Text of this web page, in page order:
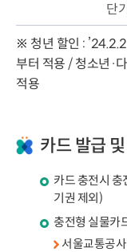
단
※ 청년 할인 :
부터 적용 / 청소년·
적용
카드 발급
카드 충전시
기권 제외)
충전형 실물카
서울교통공